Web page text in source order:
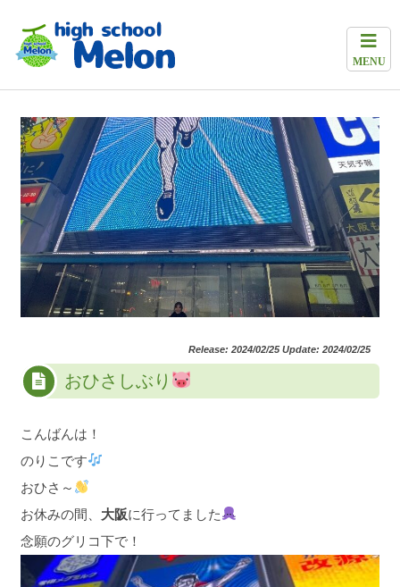
MENU
Release: 2024/02/25 Update: 2024/02/25
おひさしぶり
こんばんは！
のりこです
おひさ～
お休みの間、 大阪に行ってました
念願のグリコ下で！